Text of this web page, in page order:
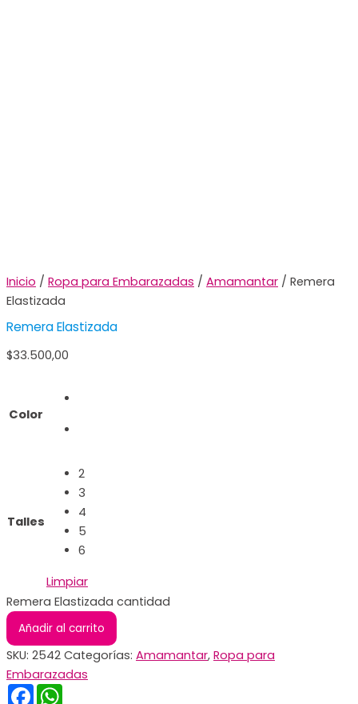
Inicio / Ropa para Embarazadas / Amamantar / Remera
Elastizada
Remera Elastizada
$33.500,00
Color
Talles
2
3
4
5
6
Limpiar
Remera Elastizada cantidad
Añadir al carrito
SKU: 2542 Categorías: Amamantar, Ropa para
Embarazadas
Facebook